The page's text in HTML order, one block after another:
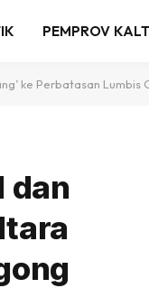
PEMPROV
ke Perbatasan Lumbis
dan